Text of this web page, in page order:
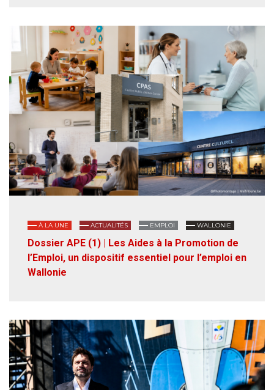
À LA UNE ACTUALITÉS EMPLOI WALLONIE
Dossier APE (1) | Les Aides à la Promotion de
l’Emploi, un dispositif essentiel pour l’emploi en
Wallonie